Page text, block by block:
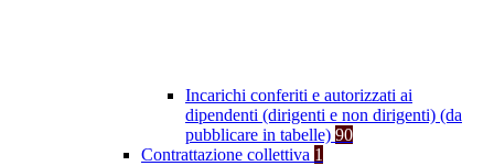
Incarichi conferiti e autorizzati ai
dipendenti (dirigenti e non dirigenti) (da
pubblicare in tabelle) 90
Contrattazione collettiva 1